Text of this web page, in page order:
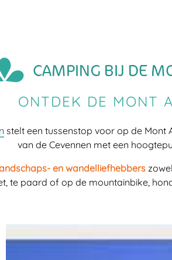
CAMPING BIJ DE
ONTDEK DE MONT
stelt een tussenstop voor op de Mont
van de Cevennen met een
en wandelliefhebbers
te paard of op de mountainbike,